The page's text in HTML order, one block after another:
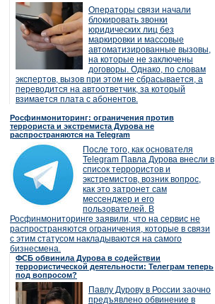
Операторы связи начали
блокировать звонки
юридических лиц без
маркировки и массовые
автоматизированные вызовы,
на которые не заключены
договоры. Однако, по словам
экспертов, вызов при этом не сбрасывается, а
переводится на автоответчик, за который
взимается плата с абонентов.
Росфинмониторинг: ограничения против
террориста и экстремиста Дурова не
распространяются на Telegram
После того, как основателя
Telegram Павла Дурова внесли в
список террористов и
экстремистов, возник вопрос,
как это затронет сам
мессенджер и его
пользователей. В
Росфинмониторинге заявили, что на сервис не
распространяются ограничения, которые в связи
с этим статусом накладываются на самого
бизнесмена.
ФСБ обвинила Дурова в содействии
террористической деятельности: Телеграм теперь
под вопросом?
Павлу Дурову в России заочно
предъявлено обвинение в